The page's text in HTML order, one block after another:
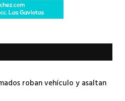
roban vehículo y asaltan